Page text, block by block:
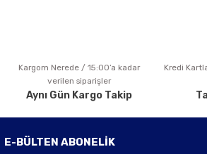
Gönder
Kargom Nerede / 15:00’a kadar
verilen siparişler
Aynı Gün Kargo Takip
Kredi
E-BÜLTEN ABONELİK